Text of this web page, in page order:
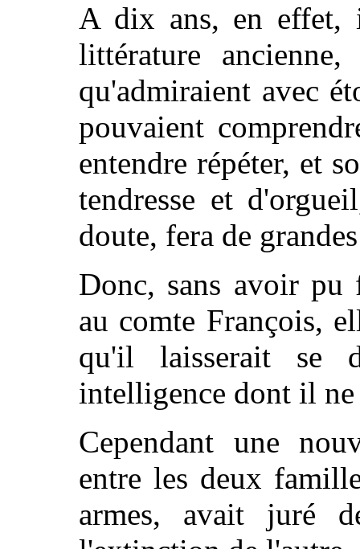
A dix ans, en effet,
littérature
qu'admiraient avec
pouvaient
entendre répéter, et
tendresse et
doute, fera de
Donc, sans avoir pu
au comte François,
qu'il laisserait se
intelligence dont il
Cependant une
entre les deux
armes, avait juré